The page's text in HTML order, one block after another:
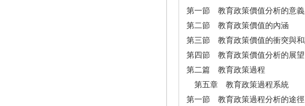
第一節 教育政策價值分析的意義
第二節 教育政策價值的內涵
第三節 教育政策價值的衝突與
第四節 教育政策價值分析的展望
第二篇 教育政策過程
第五章 教育政策過程系統
第一節 教育政策過程分析的途徑